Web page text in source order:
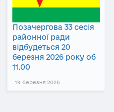
Позачергова 33 сесія
районної ради
відбудеться 20
березня 2026 року об
11.00
19 березня 2026